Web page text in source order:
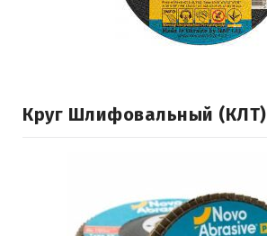
Круг Шлифовальный (КЛТ)